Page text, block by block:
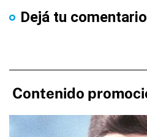
Dejá tu comentario